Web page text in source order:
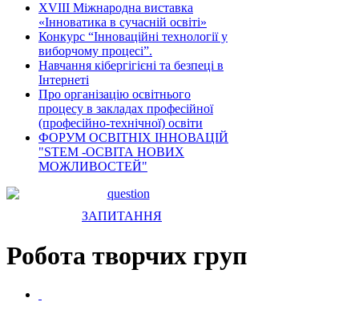
XVIII Міжнародна виставка
«Інноватика в сучасній освіті»
Конкурс “Інноваційні технології у
виборчому процесі”.
Навчання кібергігієні та безпеці в
Інтернеті
Про організацію освітнього
процесу в закладах професійної
(професійно-технічної) освіти
ФОРУМ ОСВІТНІХ ІННОВАЦІЙ
"STEM -ОСВІТА НОВИХ
МОЖЛИВОСТЕЙ"
ЗАПИТАННЯ
Робота творчих груп